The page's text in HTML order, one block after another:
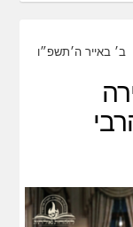
ב׳ באייר ה׳תשפ״ו